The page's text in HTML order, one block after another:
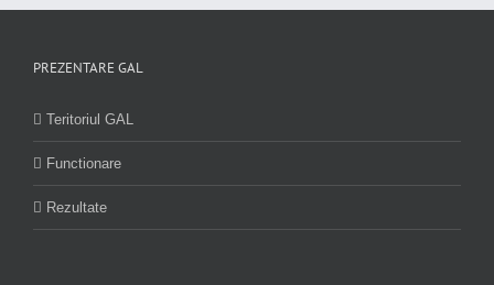
PREZENTARE GAL
Teritoriul GAL
Functionare
Rezultate